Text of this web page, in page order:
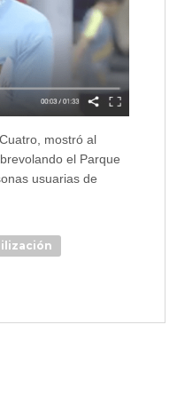
mostró al
el Parque
usuarias de